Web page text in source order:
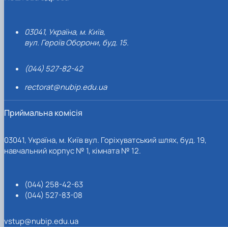
03041, Україна, м. Київ,
вул. Героїв Оборони, буд. 15.
(044) 527-82-42
rectorat@nubip.edu.ua
Приймальна комісія
03041, Україна, м. Київ вул. Горіхуватський шлях, буд. 19,
навчальний корпус № 1, кімната № 12.
(044) 258-42-63
(044) 527-83-08
vstup@nubip.edu.ua